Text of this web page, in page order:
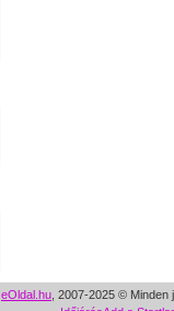
eOldal.hu , 2007-2025 ©